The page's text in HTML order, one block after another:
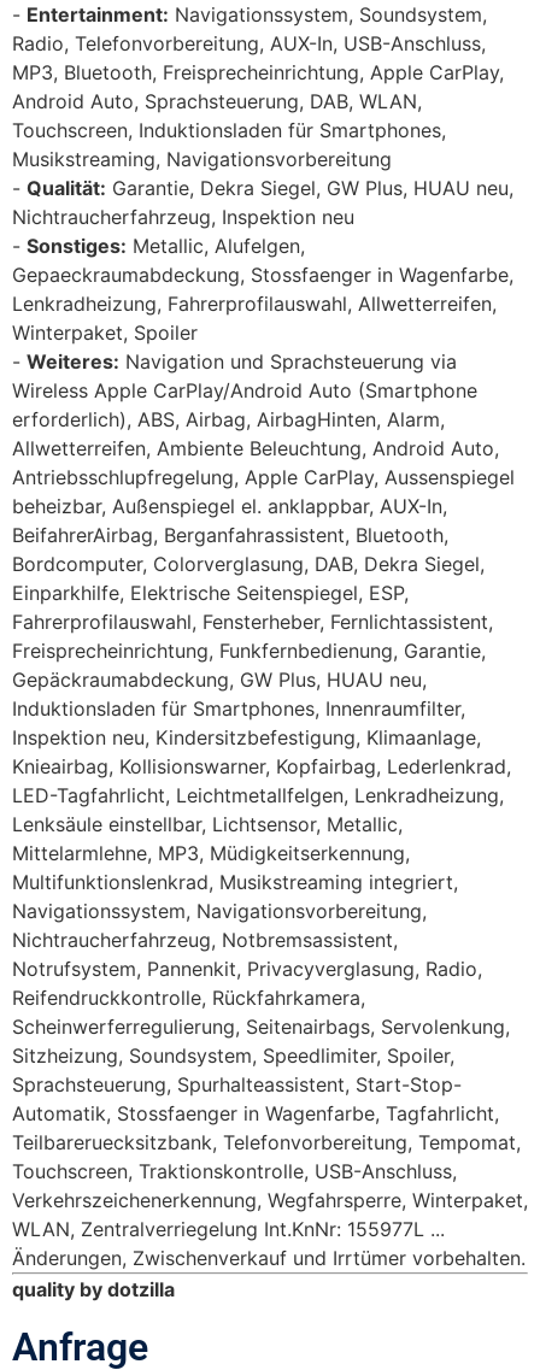
Entertainment: Navigationssystem, Soundsystem,
Radio, Telefonvorbereitung, AUX-In, USB-Anschluss,
MP3, Bluetooth, Freisprecheinrichtung, Apple CarPlay,
Android Auto, Sprachsteuerung, DAB, WLAN,
Touchscreen, Induktionsladen für Smartphones,
Musikstreaming, Navigationsvorbereitung
Qualität: Garantie, Dekra Siegel, GW Plus, HUAU neu,
Nichtraucherfahrzeug, Inspektion neu
Sonstiges: Metallic, Alufelgen,
Gepaeckraumabdeckung, Stossfaenger in Wagenfarbe,
Lenkradheizung, Fahrerprofilauswahl, Allwetterreifen,
Winterpaket, Spoiler
Weiteres: Navigation und Sprachsteuerung via
Wireless Apple CarPlay/Android Auto (Smartphone
erforderlich), ABS, Airbag, AirbagHinten, Alarm,
Allwetterreifen, Ambiente Beleuchtung, Android Auto,
Antriebsschlupfregelung, Apple CarPlay, Aussenspiegel
beheizbar, Außenspiegel el. anklappbar, AUX-In,
BeifahrerAirbag, Berganfahrassistent, Bluetooth,
Bordcomputer, Colorverglasung, DAB, Dekra Siegel,
Einparkhilfe, Elektrische Seitenspiegel, ESP,
Fahrerprofilauswahl, Fensterheber, Fernlichtassistent,
Freisprecheinrichtung, Funkfernbedienung, Garantie,
Gepäckraumabdeckung, GW Plus, HUAU neu,
Induktionsladen für Smartphones, Innenraumfilter,
Inspektion neu, Kindersitzbefestigung, Klimaanlage,
Knieairbag, Kollisionswarner, Kopfairbag, Lederlenkrad,
LED-Tagfahrlicht, Leichtmetallfelgen, Lenkradheizung,
Lenksäule einstellbar, Lichtsensor, Metallic,
Mittelarmlehne, MP3, Müdigkeitserkennung,
Multifunktionslenkrad, Musikstreaming integriert,
Navigationssystem, Navigationsvorbereitung,
Nichtraucherfahrzeug, Notbremsassistent,
Notrufsystem, Pannenkit, Privacyverglasung, Radio,
Reifendruckkontrolle, Rückfahrkamera,
Scheinwerferregulierung, Seitenairbags, Servolenkung,
Sitzheizung, Soundsystem, Speedlimiter, Spoiler,
Sprachsteuerung, Spurhalteassistent, Start-Stop-
Automatik, Stossfaenger in Wagenfarbe, Tagfahrlicht,
Teilbareruecksitzbank, Telefonvorbereitung, Tempomat,
Touchscreen, Traktionskontrolle, USB-Anschluss,
Verkehrszeichenerkennung, Wegfahrsperre, Winterpaket,
WLAN, Zentralverriegelung Int.KnNr: 155977L ...
Änderungen, Zwischenverkauf und Irrtümer vorbehalten.
quality by dotzilla
Anfrage